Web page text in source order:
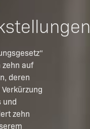
auf
deren
und
zehn